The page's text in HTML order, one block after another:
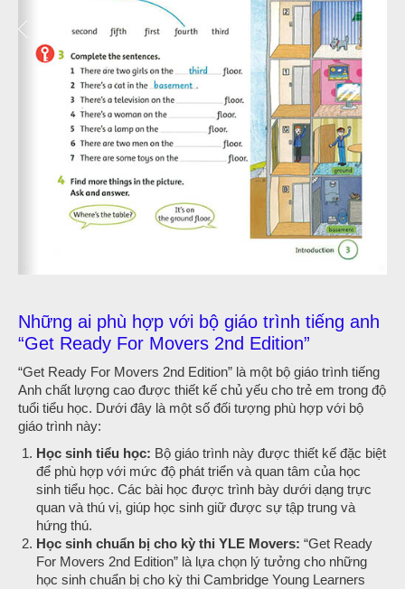
Những ai phù hợp với bộ giáo trình tiếng anh
“Get Ready For Movers 2nd Edition”
“Get Ready For Movers 2nd Edition” là một bộ giáo trình tiếng
Anh chất lượng cao được thiết kế chủ yếu cho trẻ em trong độ
tuổi tiểu học. Dưới đây là một số đối tượng phù hợp với bộ
giáo trình này:
Học sinh tiểu học: Bộ giáo trình này được thiết kế đặc biệt
để phù hợp với mức độ phát triển và quan tâm của học
sinh tiểu học. Các bài học được trình bày dưới dạng trực
quan và thú vị, giúp học sinh giữ được sự tập trung và
hứng thú.
Học sinh chuẩn bị cho kỳ thi YLE Movers: “Get Ready
For Movers 2nd Edition” là lựa chọn lý tưởng cho những
học sinh chuẩn bị cho kỳ thi Cambridge Young Learners